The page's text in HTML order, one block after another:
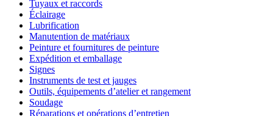
Tuyaux et raccords
Éclairage
Lubrification
Manutention de matériaux
Peinture et fournitures de peinture
Expédition et emballage
Signes
Instruments de test et jauges
Outils, équipements d’atelier et rangement
Soudage
Réparations et opérations d’entretien